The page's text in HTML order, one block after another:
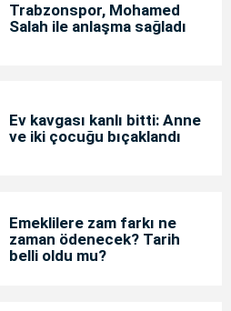
Trabzonspor, Mohamed
Salah ile anlaşma sağladı
Ev kavgası kanlı bitti: Anne
ve iki çocuğu bıçaklandı
Emeklilere zam farkı ne
zaman ödenecek? Tarih
belli oldu mu?